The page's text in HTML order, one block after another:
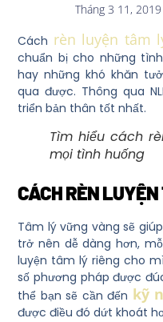
Tháng 3 11, 2019
Cách rèn luyện tâm
chuẩn bị cho những
hay những khó khăn
qua được. Thông qua
triển bản thân tốt nhất.
Tìm hiểu cách
mọi tình huống
CÁCH RÈN
Tâm lý vững vàng sẽ
trở nên dễ dàng hơn,
luyện tâm lý riêng cho
số phương pháp được
thể bạn sẽ cần đến kỹ
được điều đó dứt khoát